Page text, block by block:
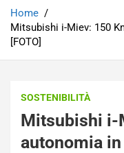
Home
Mitsubishi i-Miev: 150
[FOTO]
SOSTENIBILITÀ
Mitsubishi i-
autonomia